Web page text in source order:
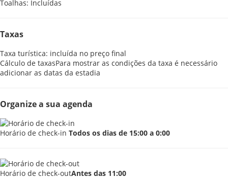
Toalhas: Incluídas
Taxas
Taxa turística: incluída no preço final
Cálculo de taxasPara mostrar as condições da taxa é necessário
adicionar as datas da estadia
Organize a sua agenda
Horário de check-in Todos os dias de 15:00 a 0:00
Horário de check-outAntes das 11:00